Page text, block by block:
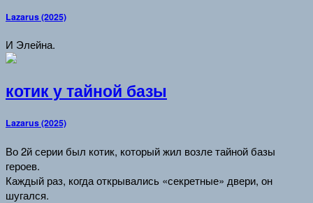
Lazarus (2025)
И Элейна.
котик у тайной базы
Lazarus (2025)
Во 2й серии был котик, который жил возле тайной базы
героев.
Каждый раз, когда открывались «секретные» двери, он
шугался.